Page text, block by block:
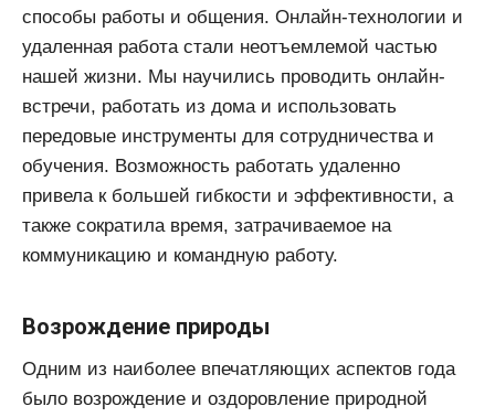
способы работы и общения. Онлайн-технологии и
удаленная работа стали неотъемлемой частью
нашей жизни. Мы научились проводить онлайн-
встречи, работать из дома и использовать
передовые инструменты для сотрудничества и
обучения. Возможность работать удаленно
привела к большей гибкости и эффективности, а
также сократила время, затрачиваемое на
коммуникацию и командную работу.
Возрождение природы
Одним из наиболее впечатляющих аспектов года
было возрождение и оздоровление природной